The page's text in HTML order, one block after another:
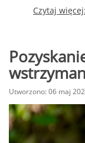
Czytaj
Utworzono: 06 maj